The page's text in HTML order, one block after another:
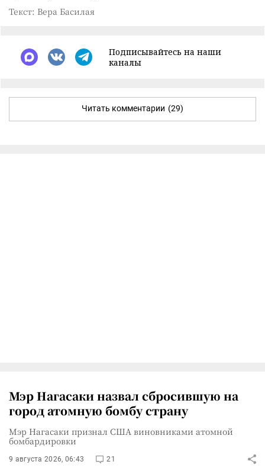
Текст: Вера Басилая
Подписывайтесь на наши
каналы
Читать комментарии (29)
Мэр Нагасаки назвал сбросившую на
город атомную бомбу страну
Мэр Нагасаки признал США виновниками атомной
бомбардировки
9 августа 2026, 06:43 21